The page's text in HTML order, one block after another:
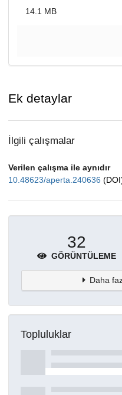
14.1 MB
Ek detaylar
İlgili çalışmalar
Verilen çalışma ile aynıdır
10.48623/aperta.240636
32
GÖRÜNTÜLEME
Daha
Topluluklar